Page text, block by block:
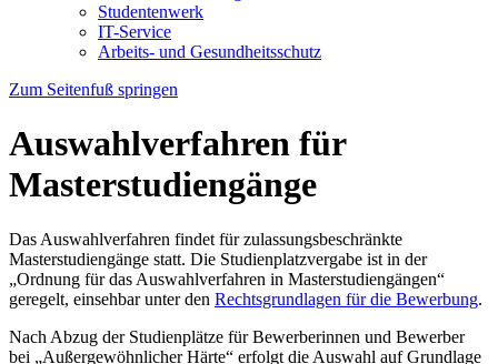
Studentenwerk
IT-Service
Arbeits- und Gesundheitsschutz
Zum Seitenfuß springen
Auswahlverfahren für
Masterstudiengänge
Das Auswahlverfahren findet für zulassungsbeschränkte
Masterstudiengänge statt. Die Studienplatzvergabe ist in der
„Ordnung für das Auswahlverfahren in Masterstudiengängen“
geregelt, einsehbar unter den Rechtsgrundlagen für die Bewerbung.
Nach Abzug der Studienplätze für Bewerberinnen und Bewerber
bei „Außergewöhnlicher Härte“ erfolgt die Auswahl auf Grundlage